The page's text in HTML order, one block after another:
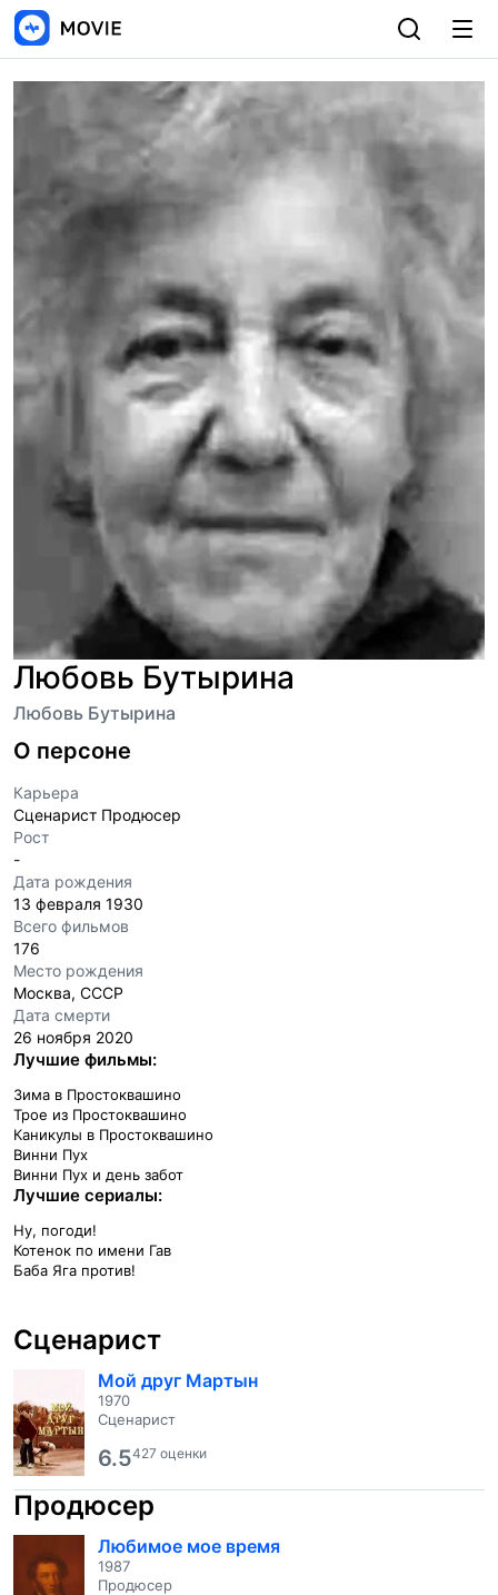
Любовь Бутырина
Любовь Бутырина
О персоне
Карьера
Сценарист Продюсер
Рост
-
Дата рождения
13 февраля 1930
Всего фильмов
176
Место рождения
Москва, СССР
Дата смерти
26 ноября 2020
Лучшие фильмы:
Зима в Простоквашино
Трое из Простоквашино
Каникулы в Простоквашино
Винни Пух
Винни Пух и день забот
Лучшие сериалы:
Ну, погоди!
Котенок по имени Гав
Баба Яга против!
Сценарист
Мой друг Мартын
1970
Сценарист
6.5427 оценки
Продюсер
Любимое мое время
1987
Продюсер